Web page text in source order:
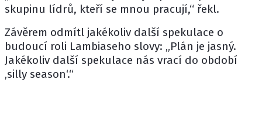
skupinu lídrů, kteří se mnou pracují,“ řekl.
Závěrem odmítl jakékoliv další spekulace o
budoucí roli Lambiaseho slovy: „Plán je jasný.
Jakékoliv další spekulace nás vrací do období
‚silly season‘.“